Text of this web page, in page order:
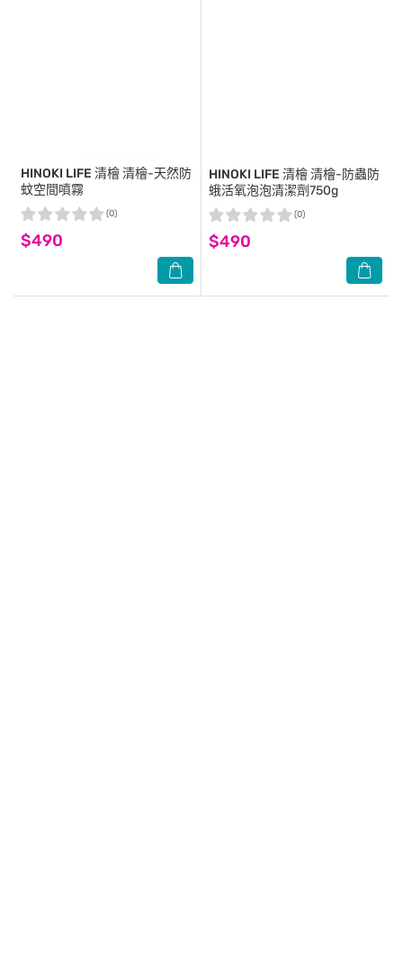
HINOKI LIFE 清檜清檜-天然防
蚊空間噴霧
$490
(0)
HINOKI LIFE 清檜清檜-防蟲防
蛾活氧泡泡清潔劑750g
$490
(0)